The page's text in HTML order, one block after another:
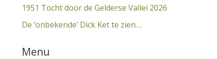
1951 Tocht door de Gelderse Vallei 2026
De ‘onbekende’ Dick Ket te zien….
Menu